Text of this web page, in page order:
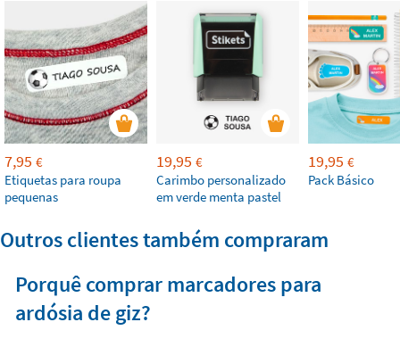
7,95 €
Etiquetas para roupa
pequenas
19,95 €
Carimbo personalizado
em verde menta pastel
19,95 €
Pack Básico
Outros clientes também compraram
Porquê comprar marcadores para
ardósia de giz?